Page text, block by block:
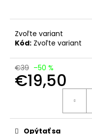
Zvoľte variant
Kód: Zvoľte variant
€39 –50 %
€19,50
Opýtať sa